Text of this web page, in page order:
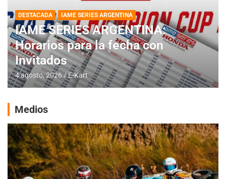
DESTACADA IAME SERIES ARGENTINA
IAME SERIES ARGENTINA:
Horarios para la fecha con
Invitados
4 agosto, 2026 E-Kart
Medios